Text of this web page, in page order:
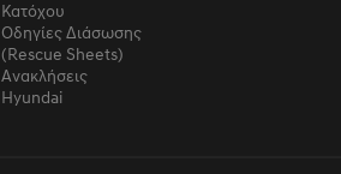
Κατόχου
Οδηγίες Διάσωσης
(Rescue Sheets)
Ανακλήσεις
Hyundai